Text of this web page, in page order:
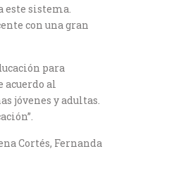
este sistema.
con una gran
para
acuerdo al
jóvenes y adultas.
Cortés, Fernanda